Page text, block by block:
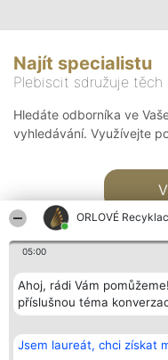
ORLOVÉ
05:00
Ahoj, rádi Vám
příslušnou téma
Jsem laureát, chci získat
Najít specialistu
Plebiscit sdružuje těch
Hledáte odborníka ve
vyhledávání. Využívejte
Bright Side Solutions sp. z o.
o. sp. k.